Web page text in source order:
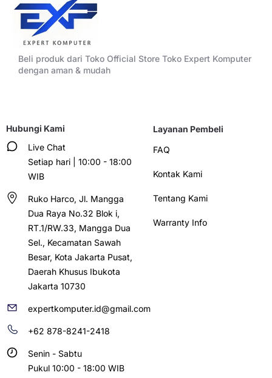
Beli produk dari Toko Official Store Toko Expert Komputer
dengan aman & mudah
Hubungi Kami
Live Chat
Setiap hari | 10:00 - 18:00
WIB
Ruko Harco, Jl. Mangga
Dua Raya No.32 Blok i,
RT.1/RW.33, Mangga Dua
Sel., Kecamatan Sawah
Besar, Kota Jakarta Pusat,
Daerah Khusus Ibukota
Jakarta 10730
expertkomputer.id@gmail.com
+62 878-8241-2418
Senin - Sabtu
Pukul 10:00 - 18:00 WIB
Layanan Pembeli
FAQ
Kontak Kami
Tentang Kami
Warranty Info